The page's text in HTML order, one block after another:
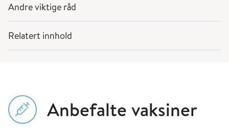
Andre viktige råd
Relatert innhold
Anbefalte vaksiner